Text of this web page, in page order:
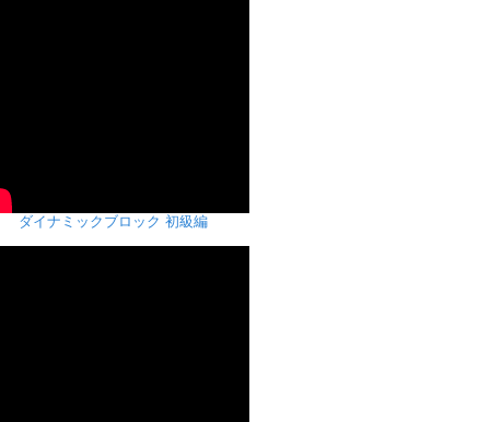
ダイナミックブロック 初級編